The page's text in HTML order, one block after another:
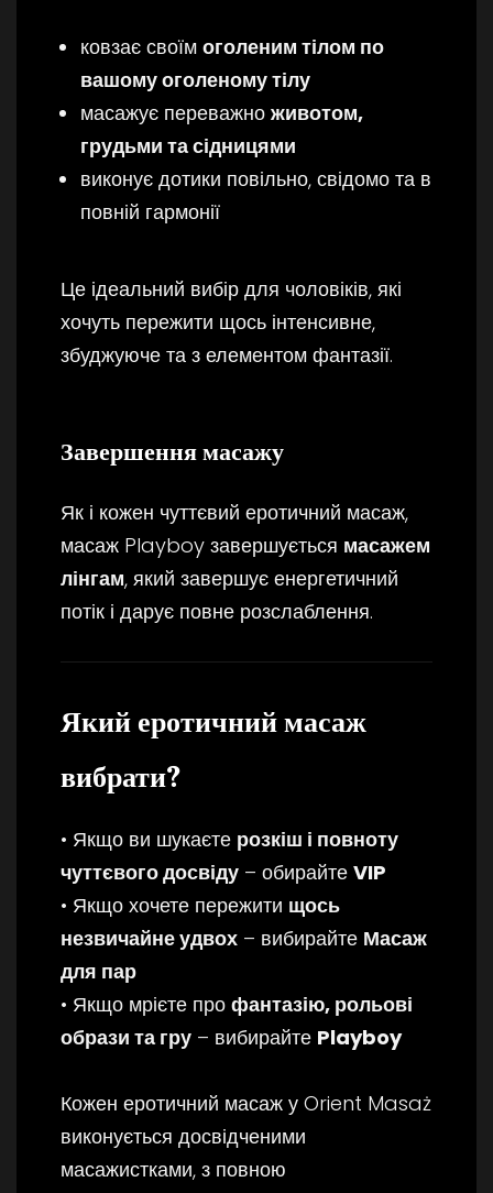
ковзає своїмоголеним тілом по
вашому оголеному тілу
масажує переважноживотом,
грудьми та сідницями
виконує дотики повільно, свідомо та в
повній гармонії
Це ідеальний вибір для чоловіків, які
хочуть пережити щось інтенсивне,
збуджуюче та з елементом фантазії.
Завершення масажу
Як і кожен чуттєвий еротичний масаж,
масаж Playboy завершується масажем
лінгам, який завершує енергетичний
потік і дарує повне розслаблення.
Який еротичний масаж
вибрати?
• Якщо ви шукаєте розкіш і повноту
чуттєвого досвіду – обирайте VIP
• Якщо хочете пережити щось
незвичайне удвох – вибирайте Масаж
для пар
• Якщо мрієте про фантазію, рольові
образи та гру – вибирайте Playboy
Кожен еротичний масаж у Orient Masaż
виконується досвідченими
масажистками, з повною